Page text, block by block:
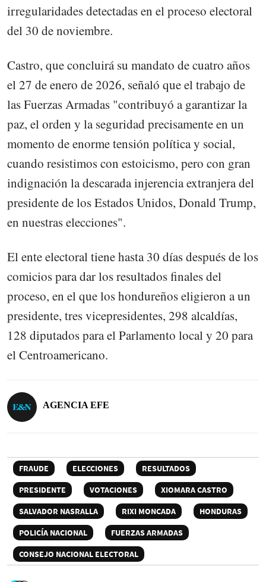
irregularidades detectadas en el proceso electoral
del 30 de noviembre.
Castro, que concluirá su mandato de cuatro años
el 27 de enero de 2026, señaló que el trabajo de
las Fuerzas Armadas "contribuyó a garantizar la
paz, el orden y la seguridad precisamente en un
momento de enorme tensión política y social,
cuando resistimos con estoicismo, pero con gran
indignación la descarada injerencia extranjera del
presidente de los Estados Unidos, Donald Trump,
en nuestras elecciones".
El ente electoral tiene hasta 30 días después de los
comicios para dar los resultados finales del
proceso, en el que los hondureños eligieron a un
presidente, tres vicepresidentes, 298 alcaldías,
128 diputados para el Parlamento local y 20 para
el Centroamericano.
AGENCIA EFE
FRAUDE ELECCIONES
RESULTADOS
PRESIDENTE
VOTACIONES
XIOMARA CASTRO
SALVADOR NASRALLA
RIXI MONCADA
HONDURAS
POLICÍA NACIONAL
FUERZAS ARMADAS
CONSEJO NACIONAL ELECTORAL